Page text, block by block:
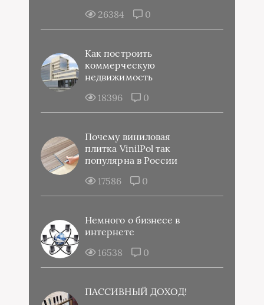
26384
0
Как построить
коммерческую
недвижимость
18396
0
Почему виниловая
плитка VinilPol так
популярна в России
17586
0
Немного о бизнесе в
интернете
16538
0
ПАССИВНЫЙ ДОХОД!